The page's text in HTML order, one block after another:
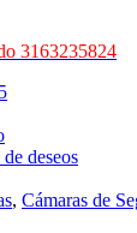
3163235824
deseos
, Cámaras de